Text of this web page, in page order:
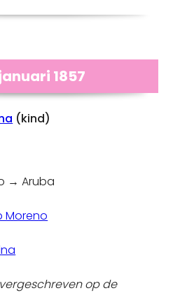
1857
(kind)
→ Aruba
Moreno
op de